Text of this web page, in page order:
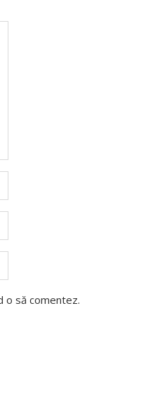
o să comentez.